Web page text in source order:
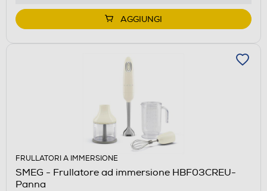
AGGIUNGI
FRULLATORI A IMMERSIONE
SMEG - Frullatore ad immersione HBF03CREU-
Panna